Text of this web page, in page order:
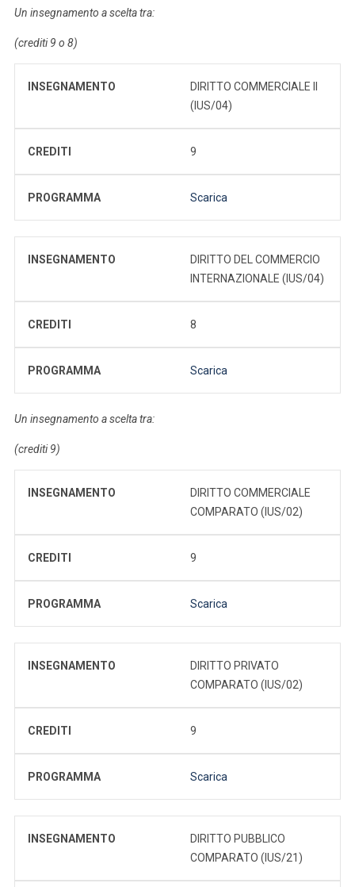
Un insegnamento a scelta tra:
(crediti 9 o 8)
INSEGNAMENTO
DIRITTO COMMERCIALE II
(IUS/04)
CREDITI 9
PROGRAMMA Scarica
INSEGNAMENTO
DIRITTO DEL COMMERCIO
INTERNAZIONALE (IUS/04)
CREDITI 8
PROGRAMMA Scarica
Un insegnamento a scelta tra:
(crediti 9)
INSEGNAMENTO
DIRITTO COMMERCIALE
COMPARATO (IUS/02)
CREDITI 9
PROGRAMMA Scarica
INSEGNAMENTO
DIRITTO PRIVATO
COMPARATO (IUS/02)
CREDITI 9
PROGRAMMA Scarica
INSEGNAMENTO
DIRITTO PUBBLICO
COMPARATO (IUS/21)